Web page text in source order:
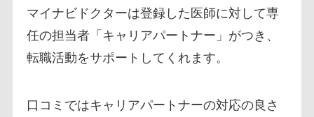
マイナビドクターは登録した医師に対して専
任の担当者「キャリアパートナー」がつき、
転職活動をサポートしてくれます。
口コミではキャリアパートナーの対応の良さ